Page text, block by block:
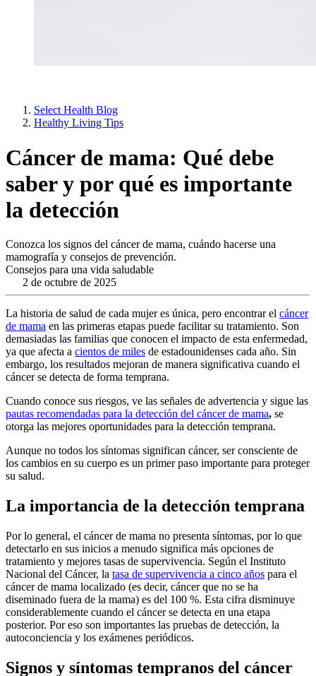
Select Health Blog
Healthy Living Tips
Cáncer de mama: Qué debe
saber y por qué es importante
la detección
Conozca los signos del cáncer de mama, cuándo hacerse una
mamografía y consejos de prevención.
Consejos para una vida saludable
2 de octubre de 2025
La historia de salud de cada mujer es única, pero encontrar el cáncer
de mama en las primeras etapas puede facilitar su tratamiento. Son
demasiadas las familias que conocen el impacto de esta enfermedad,
ya que afecta a cientos de miles de estadounidenses cada año. Sin
embargo, los resultados mejoran de manera significativa cuando el
cáncer se detecta de forma temprana.
Cuando conoce sus riesgos, ve las señales de advertencia y sigue las
pautas recomendadas para la detección del cáncer de mama, se
otorga las mejores oportunidades para la detección temprana.
Aunque no todos los síntomas significan cáncer, ser consciente de
los cambios en su cuerpo es un primer paso importante para proteger
su salud.
La importancia de la detección temprana
Por lo general, el cáncer de mama no presenta síntomas, por lo que
detectarlo en sus inicios a menudo significa más opciones de
tratamiento y mejores tasas de supervivencia. Según el Instituto
Nacional del Cáncer, la tasa de supervivencia a cinco años para el
cáncer de mama localizado (es decir, cáncer que no se ha
diseminado fuera de la mama) es del 100 %. Esta cifra disminuye
considerablemente cuando el cáncer se detecta en una etapa
posterior. Por eso son importantes las pruebas de detección, la
autoconciencia y los exámenes periódicos.
Signos y síntomas tempranos del cáncer